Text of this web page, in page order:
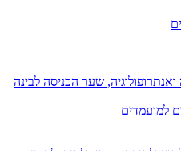
ואנתרופולוגיה, שער הכניסה לבינה
למועמדים